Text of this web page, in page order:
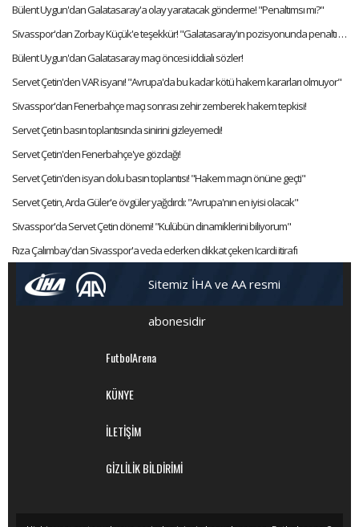
Bülent Uygun'dan Galatasaray'a olay yaratacak gönderme! "Penaltımsı mı?"
Sivasspor'dan Zorbay Küçük'e teşekkür! "Galatasaray'ın pozisyonunda penaltı yoktu"
Bülent Uygun'dan Galatasaray maçı öncesi iddialı sözler!
Servet Çetin'den VAR isyanı! "Avrupa'da bu kadar kötü hakem kararları olmuyor"
Sivasspor'dan Fenerbahçe maçı sonrası zehir zemberek hakem tepkisi!
Servet Çetin basın toplantısında sinirini gizleyemedi!
Servet Çetin'den Fenerbahçe'ye gözdağı!
Servet Çetin'den isyan dolu basın toplantısı! "Hakem maçın önüne geçti"
Servet Çetin, Arda Güler'e övgüler yağdırdı: "Avrupa'nın en iyisi olacak"
Sivasspor'da Servet Çetin dönemi! "Kulübün dinamiklerini biliyorum"
Rıza Çalımbay'dan Sivasspor'a veda ederken dikkat çeken Icardi itirafı
Sitemiz İHA ve AA resmi
abonesidir
FutbolArena
KÜNYE
İLETİŞİM
GİZLİLİK BİLDİRİMİ